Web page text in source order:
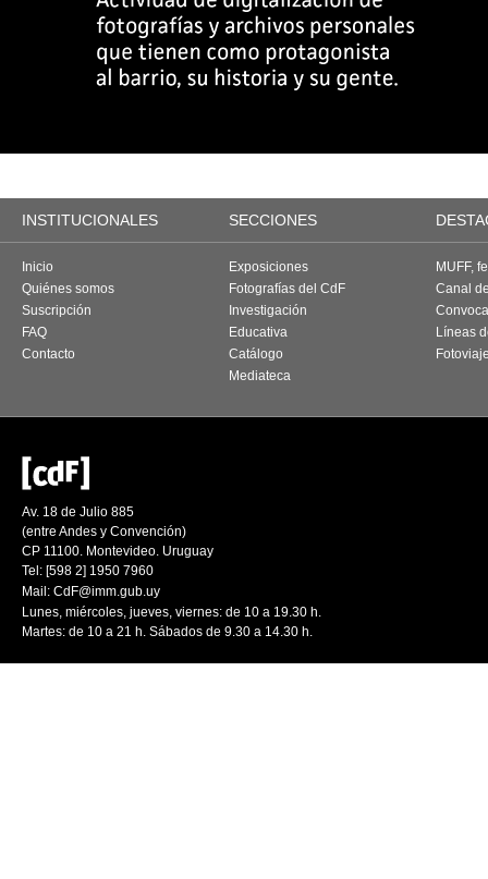
INSTITUCIONALES SECCIONES
Inicio
Quiénes somos
Suscripción
FAQ
Contacto
Exposiciones
Fotografías del CdF
Investigación
Educativa
Catálogo
Mediateca
MUFF,
Canal
Líneas
Av. 18 de Julio 885
(entre Andes y Convención)
CP 11100. Montevideo. Uruguay
Tel: [598 2] 1950 7960
Mail: CdF@imm.gub.uy
Lunes, miércoles, jueves, viernes: de 10 a 19.30 h.
Martes: de 10 a 21 h. Sábados de 9.30 a 14.30 h.